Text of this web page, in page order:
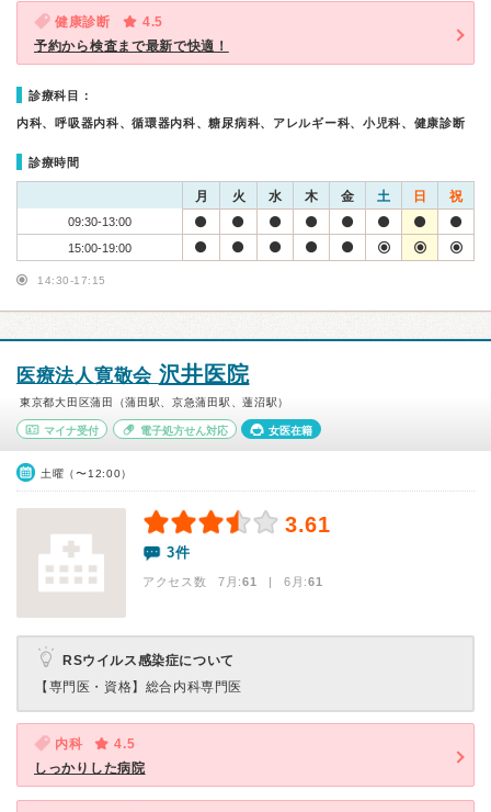
健康診断
4.5
予約から検査まで最新で快適！
診療科目：
内科、呼吸器内科、循環器内科、糖尿病科、アレルギー科、小児科、健康診断
診療時間
月 火 水 木 金 土 日 祝
09:30-13:00
15:00-19:00
14:30-17:15
医療法人寛敬会 沢井医院
東京都大田区蒲田（蒲田駅、京急蒲田駅、蓮沼駅）
マイナ受付 電子処方せん対応 女医在籍
土曜（〜12:00）
3.61
3件
アクセス数 7月:61 | 6月:61
RSウイルス感染症について
【専門医・資格】 総合内科専門医
内科
4.5
しっかりした病院